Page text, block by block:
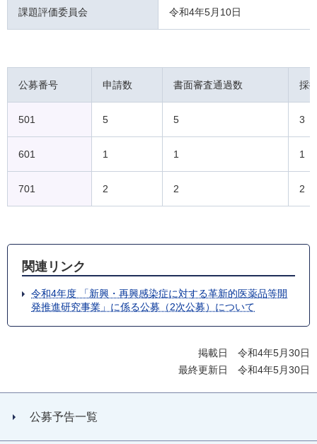
課題評価委員会 令和4年5月10日
公募番号 申請数 書面審査通過数 採
501 5 5 3
601 1 1 1
701 2 2 2
関連リンク
令和4年度 「新興・再興感染症に対する革新的医薬品等開
発推進研究事業」に係る公募（2次公募）について
掲載日 令和4年5月30日
最終更新日 令和4年5月30日
公募予告一覧